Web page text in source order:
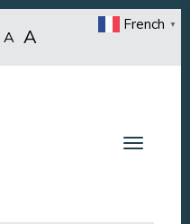
A A
French ▼
Toggle